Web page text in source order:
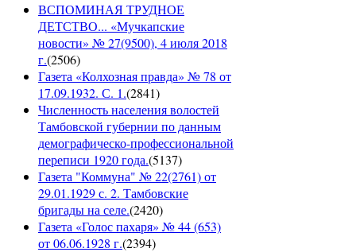
ВСПОМИНАЯ ТРУДНОЕ
ДЕТСТВО... «Мучкапские
новости» № 27(9500), 4 июля 2018
г.(2506)
Газета «Колхозная правда» № 78 от
17.09.1932. С. 1.(2841)
Численность населения волостей
Тамбовской губернии по данным
демографическо-профессиональной
переписи 1920 года.(5137)
Газета "Коммуна" № 22(2761) от
29.01.1929 с. 2. Тамбовские
бригады на селе.(2420)
Газета «Голос пахаря» № 44 (653)
от 06.06.1928 г.(2394)